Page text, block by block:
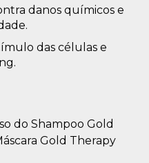
danos químicos e
das células e
do Shampoo Gold
Gold Therapy